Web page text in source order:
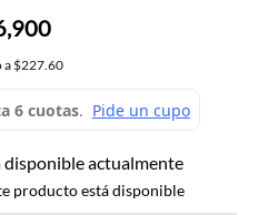
a $227.60
disponible actualmente
producto está disponible